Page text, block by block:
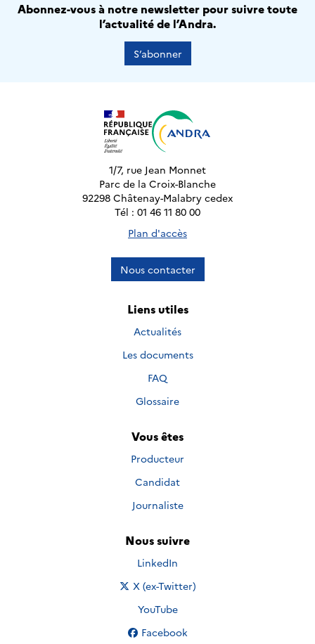
Abonnez-vous à notre newsletter pour suivre toute
l’actualité de l’Andra.
S’abonner
1/7, rue Jean Monnet
Parc de la Croix-Blanche
92298 Châtenay-Malabry cedex
Tél : 01 46 11 80 00
Plan d'accès
Nous contacter
Liens utiles
Actualités
Les documents
FAQ
Glossaire
Vous êtes
Producteur
Candidat
Journaliste
Nous suivre
Nous suivre sur
LinkedIn
Nous suivre sur
X (ex-Twitter)
Nous suivre sur
YouTube
Nous suivre sur
Facebook